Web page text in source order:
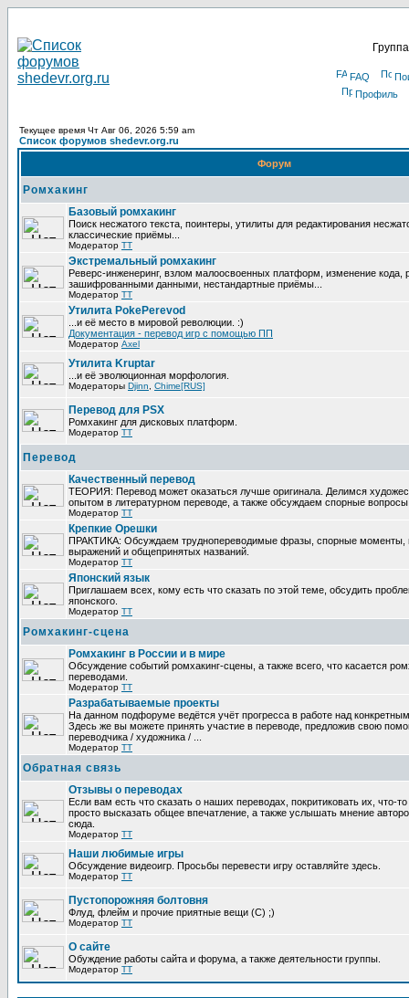
FAQ
Профиль
Текущее время Чт Авг 06, 2026 5:59 am
Список форумов shedevr.org.ru
Форум
Ромхакинг
Базовый ромхакинг
Поиск несжатого текста, поинтеры, утилиты для редактирования
классические приёмы...
Модератор TT
Экстремальный ромхакинг
Реверс-инженеринг, взлом малоосвоенных платформ, изменение кода,
зашифрованными данными, нестандартные приёмы...
Модератор TT
Утилита PokePerevod
...и её место в мировой революции. :)
Документация - перевод игр с помощью ПП
Модератор Axel
Утилита Kruptar
...и её эволюционная морфология.
Модераторы Djinn Chime[RUS]
Перевод для PSX
Ромхакинг для дисковых платформ.
Модератор TT
Перевод
Качественный перевод
ТЕОРИЯ: Перевод может оказаться лучше оригинала. Делимся
опытом в литературном переводе, а также обсуждаем спорные вопросы
Модератор TT
Крепкие Орешки
ПРАКТИКА: Обсуждаем труднопереводимые фразы, спорные моменты,
выражений и общепринятых названий.
Модератор TT
Японский язык
Приглашаем всех, кому есть что сказать по этой теме, обсудить
японского.
Модератор TT
Ромхакинг-сцена
Ромхакинг в России и в мире
Обсуждение событий ромхакинг-сцены, а также всего, что касается
переводами.
Модератор TT
Разрабатываемые проекты
На данном подфоруме ведётся учёт прогресса в работе над
Здесь же вы можете принять участие в переводе, предложив свою
переводчика / художника / ...
Модератор TT
Обратная связь
Отзывы о переводах
Если вам есть что сказать о наших переводах, покритиковать их, что-
просто высказать общее впечатление, а также услышать мнение
сюда.
Модератор TT
Наши любимые игры
Обсуждение видеоигр. Просьбы перевести игру оставляйте здесь.
Модератор TT
Пустопорожняя болтовня
Флуд, флейм и прочие приятные вещи (C) ;)
Модератор TT
О сайте
Обуждение работы сайта и форума, а также деятельности группы.
Модератор TT